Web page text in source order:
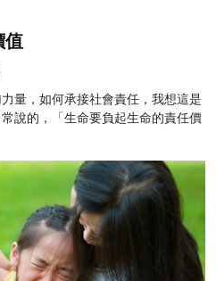
值
量，如何承接社會責任，我想這是
說的，「生命要負起生命的責任價